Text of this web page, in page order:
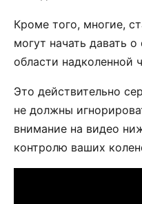
Кроме того, многие,
могут начать давать
области надколенной
Это действительно
не должны
внимание на видео
контролю ваших